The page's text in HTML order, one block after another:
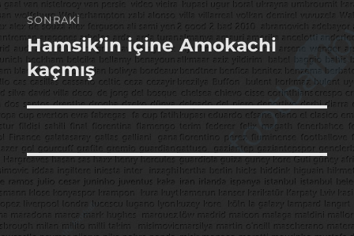
SONRAKI
Sonraki
yazı:
Hamsik’in içine Amokachi
kaçmış